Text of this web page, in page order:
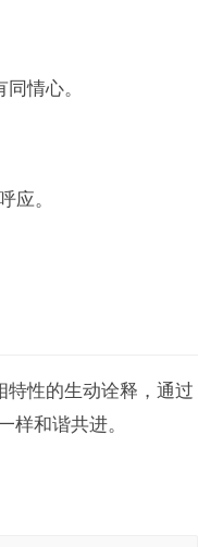
情心。
应。
特性的生动诠释，通过
样和谐共进。